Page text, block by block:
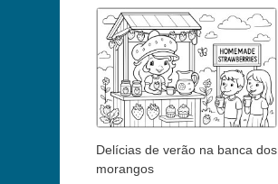
Delícias de verão na banca dos
morangos